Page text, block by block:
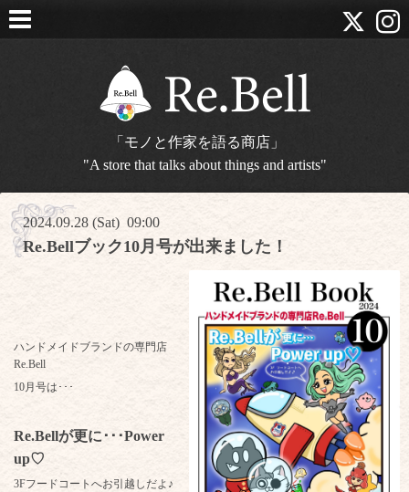
「モノと作家を語る商店」
"A store that talks about things and artists"
2024.09.28 (Sat) 09:00
Re.Bellブック10月号が出来ました！
ハンドメイドブランドの専門店
Re.Bell
10月号は･･･
Re.Bellが更に･･･Power
up♡
3Fフードコートへお引越しだよ♪